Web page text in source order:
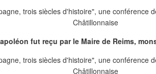
fut reçu par le Maire de Reims,